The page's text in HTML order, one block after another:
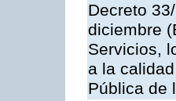
Decreto
diciembre
Servicios,
a la
Pública de